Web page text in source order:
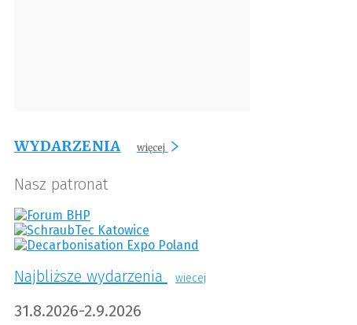
WYDARZENIA więcej
Nasz patronat
Najbliższe wydarzenia wiecej
31.8.2026-2.9.2026